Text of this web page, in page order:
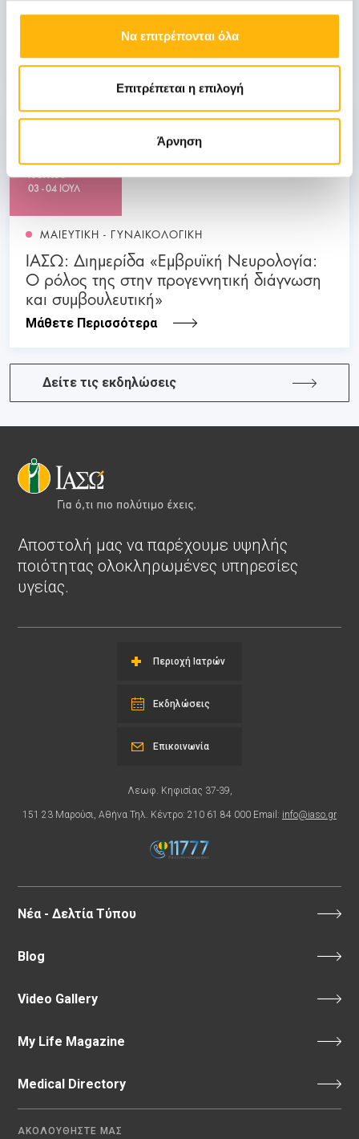
Να επιτρέπονται όλα
Επιτρέπεται η επιλογή
Άρνηση
ΙΑΣΩ: Ημερίδα «Ενδιαφέροντα θέματα
Μάθετε Περισσότερα
03
Ιουλίου
03 - 04 ΙΟΥΛ
ΜΑΙΕΥΤΙΚΗ - ΓΥΝΑΙΚΟΛΟΓΙΚΗ
ΙΑΣΩ: Διημερίδα «Εμβρυϊκή Νευρολογία:
Ο ρόλος της στην προγεννητική διάγνωση
και συμβουλευτική»
Μάθετε Περισσότερα
Δείτε τις εκδηλώσεις
Αποστολή μας να παρέχουμε υψηλής
ποιότητας ολοκληρωμένες υπηρεσίες
υγείας.
Περιοχή Ιατρών
Εκδηλώσεις
Λεωφ. Κηφισίας 37-39,
151 23 Μαρούσι, Αθήνα Τηλ. Κέντρο: 210 61 84 000 Email: info@iaso.gr
Επικοινωνία
Νέα - Δελτία Τύπου
Blog
Video Gallery
My Life Magazine
Medical Directory
ΑΚΟΛΟΥΘΗΣΤΕ ΜΑΣ